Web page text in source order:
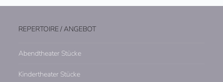
REPERTOIRE / ANGEBOT
Abendtheater Stücke
Kindertheater Stücke